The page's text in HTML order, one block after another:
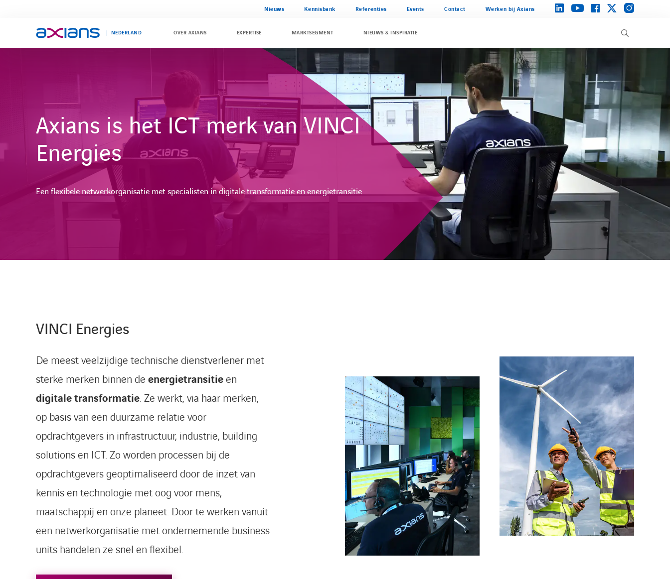
Nieuws Kennisbank Referenties Events Contact Werken bij Axians linkedinyoutubefacebooktwitterinstagram
NEDERLAND OVER AXIANS EXPERTISE MARKTSEGMENT NIEUWS & INSPIRATIE
Axians is het ICT merk van VINCI
Energies
Een flexibele netwerkorganisatie met specialisten in digitale transformatie en energietransitie
VINCI Energies
De meest veelzijdige technische dienstverlener met
sterke merken binnen de energietransitieen
digitale transformatie. Ze werkt, via haar merken,
op basis van een duurzame relatie voor
opdrachtgevers in infrastructuur, industrie, building
solutions en ICT. Zo worden processen bij de
opdrachtgevers geoptimaliseerd door de inzet van
kennis en technologie met oog voor mens,
maatschappij en onze planeet. Door te werken vanuit
een netwerkorganisatie met ondernemende business
units handelen ze snel en flexibel.